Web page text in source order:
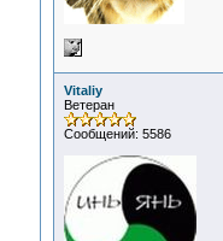
Vitaliy
Ветеран
Сообщений: 5586